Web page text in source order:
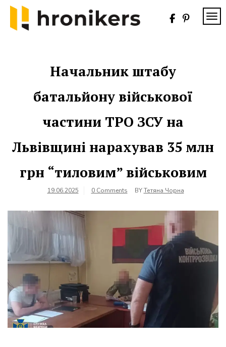
Skip
content
Начальник штабу
батальйону військової
частини ТРО ЗСУ на
Львівщині нарахував 35 млн
грн “тиловим” військовим
19.06.2025 0 Comments BYТетяна Чорна